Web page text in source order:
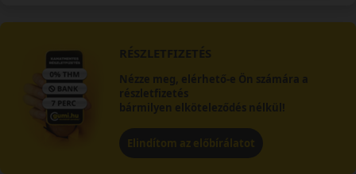
RÉSZLETFIZETÉS
Nézze meg, elérhető-e Ön számára a
részletfizetés
bármilyen elköteleződés nélkül!
Elindítom az előbírálatot